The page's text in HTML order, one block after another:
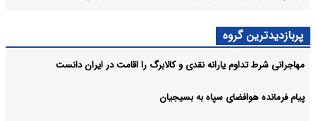
پربازدیدترین گروه
مهاجرانی شرط تداوم یارانه نقدی و کالابرگ را اقامت در ایران دانست
پیام فرمانده هوافضای سپاه به بسیجیان